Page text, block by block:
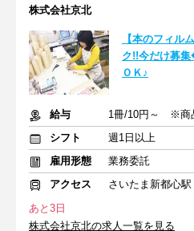
株式会社京北
【本のフィル
ク!!今だけ募
ＯＫ♪
給与
シフト
週1日以上
雇用形態
業務委託
アクセス
さいたま新都心
あと3日
株式会社京北の求人一覧を見る